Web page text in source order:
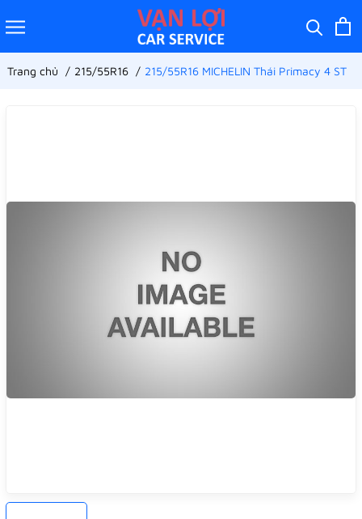
Trang chủ 215/55R16 215/55R16 MICHELIN Thái Primacy 4 ST